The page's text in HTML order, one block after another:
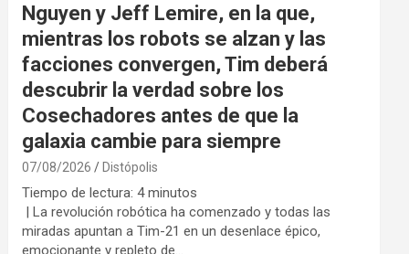
Nguyen y Jeff Lemire, en la que,
mientras los robots se alzan y las
facciones convergen, Tim deberá
descubrir la verdad sobre los
Cosechadores antes de que la
galaxia cambie para siempre
07/08/2026 Distópolis
Tiempo de lectura: 4 minutos
| La revolución robótica ha comenzado y todas las
miradas apuntan a Tim-21 en un desenlace épico,
emocionante y repleto de…